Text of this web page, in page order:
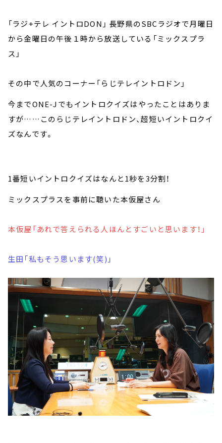
「ラジ+テレ イントロDON」 長野県のSBCラジオで月曜日
から金曜日の午後１時から放送している「ミックスプラ
ス」
その中で人気のコーナー「らじテレイントロドン」
今までONE-Jでもイントロクイズはやったことはありま
すが……このらじテレイントロドン、超短いイントロクイ
ズなんです。
1番短いイントロクイズはなんと1秒を3分割！
ミックスプラスを事前に聴いた本仮屋さん
本仮屋「あれで答えられる人ほんとすごいと思います！」
生田「私もそう思います(笑)」